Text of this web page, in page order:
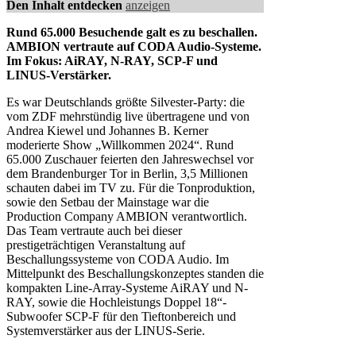
Den Inhalt entdecken anzeigen
Rund 65.000 Besuchende galt es zu beschallen.
AMBION vertraute auf CODA Audio-Systeme.
Im Fokus: AiRAY, N-RAY, SCP-F und
LINUS-Verstärker.
Es war Deutschlands größte Silvester-Party: die
vom ZDF mehrstündig live übertragene und von
Andrea Kiewel und Johannes B. Kerner
moderierte Show „Willkommen 2024“. Rund
65.000 Zuschauer feierten den Jahreswechsel vor
dem Brandenburger Tor in Berlin, 3,5 Millionen
schauten dabei im TV zu. Für die Tonproduktion,
sowie den Setbau der Mainstage war die
Production Company AMBION verantwortlich.
Das Team vertraute auch bei dieser
prestigeträchtigen Veranstaltung auf
Beschallungssysteme von CODA Audio. Im
Mittelpunkt des Beschallungskonzeptes standen die
kompakten Line-Array-Systeme AiRAY und N-
RAY, sowie die Hochleistungs Doppel 18“-
Subwoofer SCP-F für den Tieftonbereich und
Systemverstärker aus der LINUS-Serie.